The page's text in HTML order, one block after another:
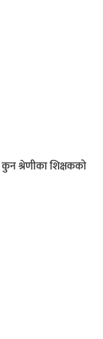
श्रेणीका शिक्षकको